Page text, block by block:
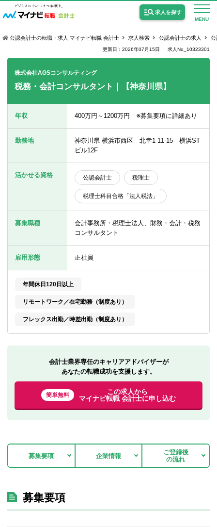
MENU
求人を探す
公認会計士の求人
公認会計士試験合格向けの求人
女性会計士の転職
個別転職相談会・セミナー
転職お役立ち情報
転職お役立ち情報
業界情報
公認会計士の転職・求人 マイナビ転職 会計士 求人検索 公認会計士の求人 公
更新日：2026年07月15日 求人No_10323301
株式会社AGSコンサルティング
税務・会計コンサルタント｜【神奈川県】
年収 400万円～1200万円 ※募集要項に詳細あり
勤務地
神奈川県 横浜市西区 北幸1-11-15 横浜ST
ビル12F
活かせる資格 公認会計士 税理士
税理士科目合格「法人税法」
募集職種
会計事務所・税理士法人、財務・会計・税務
コンサルタント
雇用形態 正社員
年間休日120日以上
リモートワーク／在宅勤務（制度あり）
フレックス出勤／時差出勤（制度あり）
会計士業界専任のキャリアアドバイザーが
あなたの転職成功を支援します。
簡単無料
この求人から
マイナビ転職 会計士に申し込む
募集要項 企業情報
ご登録後
の流れ
募集要項